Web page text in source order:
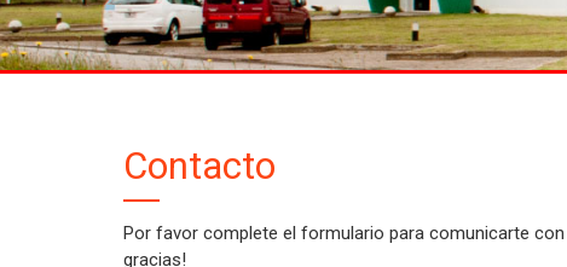
Contacto
Por favor complete el formulario para comunicarte
gracias!